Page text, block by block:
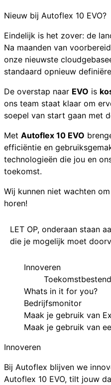
Nieuw bij Autoflex 10 EVO?
Eindelijk is het zover: de
Na maanden van
onze nieuwste
standaard opnieuw
De overstap naar EVO is
ons team staat klaar om
soepel van start gaan met
Met Autoflex 10 EVO
efficiëntie en
technologieën die jou en
toekomst.
Wij kunnen niet wachten
horen!
LET OP, onderaan staan
die je mogelijk moet
Innoveren
Whats in it for you?
Bedrijfsmonitor
Maak je gebruik van
Maak je gebruik van
Innoveren
Bij Autoflex blijven we
Autoflex 10 EVO, tilt jouw